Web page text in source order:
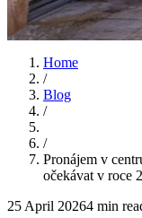
Home
/
Blog
/
/
Pronájem v
očekávat v roce
25 April 20264 min